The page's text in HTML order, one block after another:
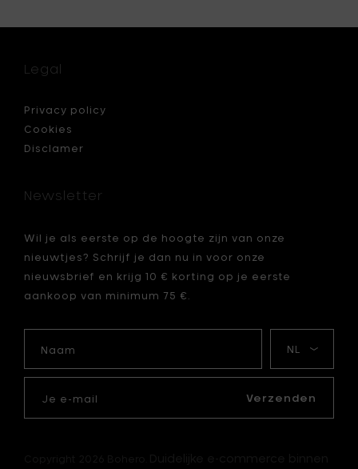
Legal
Privacy policy
Cookies
Disclamer
Newsletter
Wil je als eerste op de hoogte zijn van onze
nieuwtjes? Schrijf je dan nu in voor onze
nieuwsbrief en krijg 10 € korting op je eerste
aankoop van minimum 75 €.
taal
Verzenden